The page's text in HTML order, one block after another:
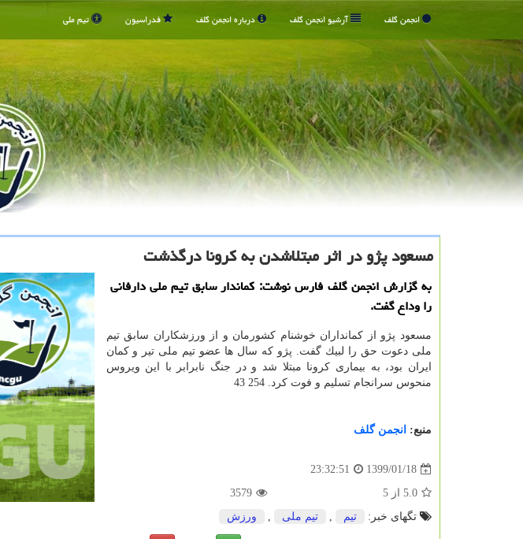
انجمن گلف آرشیو انجمن گلف درباره انجمن گلف فدراسیون تیم ملی
مسعود پژو در اثر مبتلاشدن به كرونا درگذشت
به گزارش انجمن گلف فارس نوشت: كماندار سابق تیم ملی دارفانی
را وداع گفت.
مسعود پژو از كمانداران خوشنام كشورمان و از ورزشكاران سابق تیم
ملی دعوت حق را لبیك گفت. پژو كه سال ها عضو تیم ملی تیر و كمان
ایران بود، به بیماری كرونا مبتلا شد و در جنگ نابرابر با این ویروس
منحوس سرانجام تسلیم و فوت كرد. 254 43
منبع: انجمن گلف
1399/01/18
23:32:51
5.0 از 5
3579
تگهای خبر:
تیم , تیم ملی , ورزش